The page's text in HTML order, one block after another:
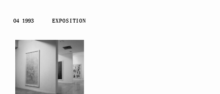
04 1993 EXPOSITION